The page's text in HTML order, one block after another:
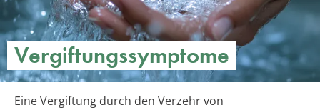
Vergiftungssymptome
Eine Vergiftung durch den Verzehr von